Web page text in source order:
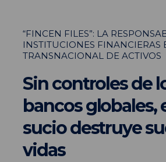
“FINCEN FILES”: LA
INSTITUCIONES FINANCIERAS
TRANSNACIONAL DE ACTIVOS
Sin controles de
bancos globales,
sucio destruye
vidas